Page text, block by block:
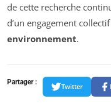
de cette recherche
d’un engagement
environnement.
Partager :
Twitter